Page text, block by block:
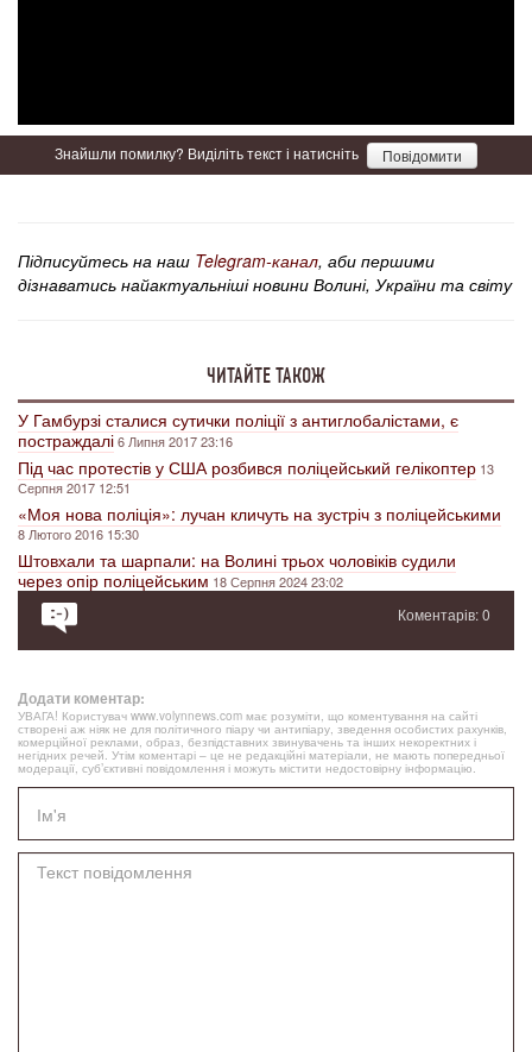
Знайшли помилку? Виділіть текст і натисніть Повідомити
Підписуйтесь на наш Telegram-канал, аби першими
дізнаватись найактуальніші новини Волині, України та світу
ЧИТАЙТЕ ТАКОЖ
У Гамбурзі сталися сутички поліції з антиглобалістами, є
постраждалі6 Липня 2017 23:16
Під час протестів у США розбився поліцейський гелікоптер 13
Серпня 2017 12:51
«Моя нова поліція»: лучан кличуть на зустріч з поліцейськими
8 Лютого 2016 15:30
Штовхали та шарпали: на Волині трьох чоловіків судили
через опір поліцейським 18 Серпня 2024 23:02
Коментарів: 0
Додати коментар:
УВАГА! Користувач www.volynnews.com має розуміти, що коментування на сайті
створені аж ніяк не для політичного піару чи антипіару, зведення особистих рахунків,
комерційної реклами, образ, безпідставних звинувачень та інших некоректних і
негідних речей. Утім коментарі – це не редакційні матеріали, не мають попередньої
модерації, суб’єктивні повідомлення і можуть містити недостовірну інформацію.